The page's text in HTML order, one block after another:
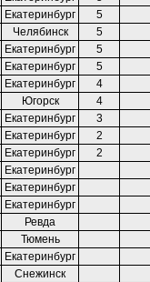
Екатеринбург
5
Челябинск
5
Екатеринбург
5
Екатеринбург
5
Екатеринбург
4
Югорск
4
Екатеринбург
3
Екатеринбург
2
Екатеринбург
2
Екатеринбург
Екатеринбург
Екатеринбург
Ревда
Тюмень
Екатеринбург
Снежинск